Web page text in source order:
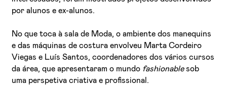
por alunos e ex-alunos.
No que toca à sala de Moda, o ambiente dos manequins
e das máquinas de costura envolveu Marta Cordeiro
Viegas e Luís Santos, coordenadores dos vários cursos
da área, que apresentaram o mundo fashionablesob
uma perspetiva criativa e profissional.